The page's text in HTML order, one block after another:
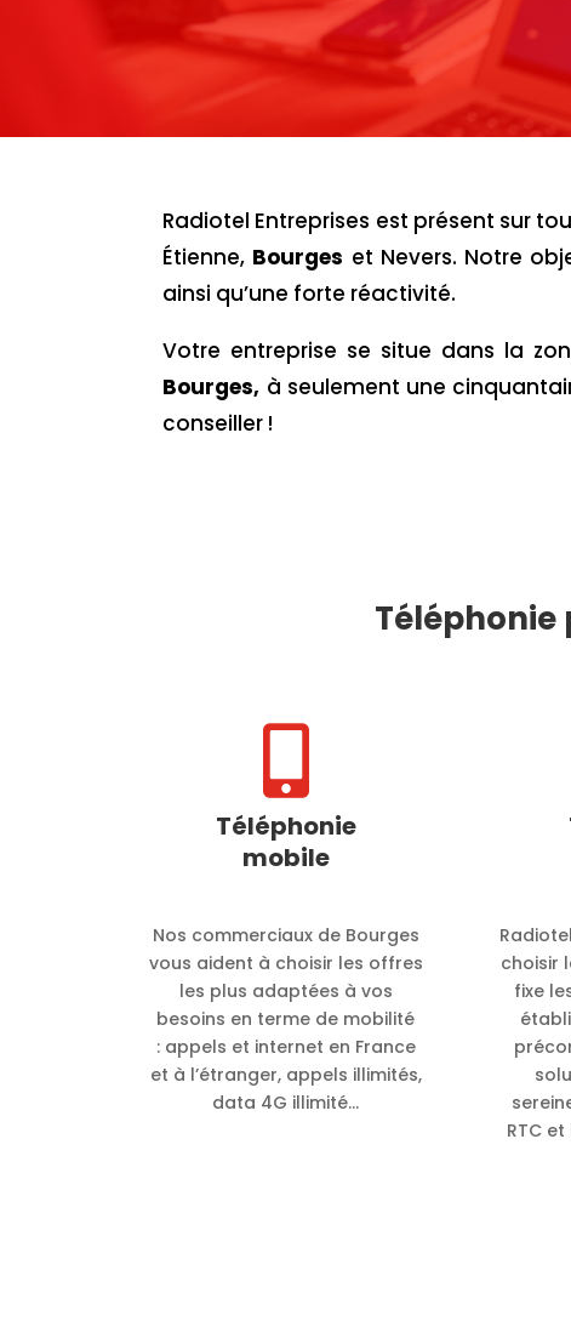
Radiotel Entreprises est présent sur
Étienne, Bourges et Nevers. Notre
ainsi qu’une forte réactivité.
Votre entreprise se situe dans la
Bourges, à seulement une
conseiller !
Téléphonie

Téléphonie
mobile
Nos commerciaux de Bourges
vous aident à choisir les offres
les plus adaptées à vos
besoins en terme de mobilité
: appels et internet en France
et à l’étranger, appels illimités,
data 4G illimité…
choisir
fixe
RTC